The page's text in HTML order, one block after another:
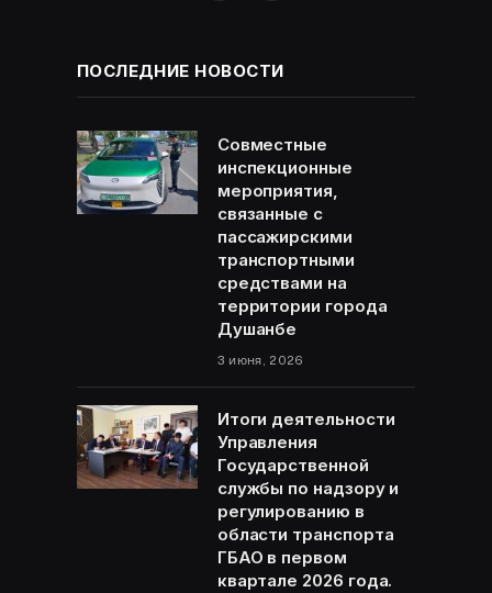
ПОСЛЕДНИЕ НОВОСТИ
Совместные
инспекционные
мероприятия,
связанные с
пассажирскими
транспортными
средствами на
территории города
Душанбе
3 июня, 2026
Итоги деятельности
Управления
Государственной
службы по надзору и
регулированию в
области транспорта
ГБАО в первом
квартале 2026 года.